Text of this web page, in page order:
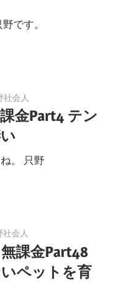
です。
社会人
金Part4 テン
。 只野
社会人
課金Part48
ペットを育